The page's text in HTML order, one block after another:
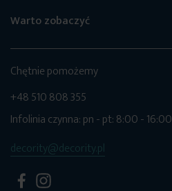
Warto zobaczyć
Chętnie pomożemy
+48 510 808 355
Infolinia czynna: pn - pt: 8:00 - 16:00
decority@decority.pl